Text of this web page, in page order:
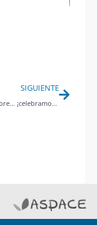
SIGUIENTE
El 6 de octubre… ¡celebramos el Día mundial de la parálisis cerebral!